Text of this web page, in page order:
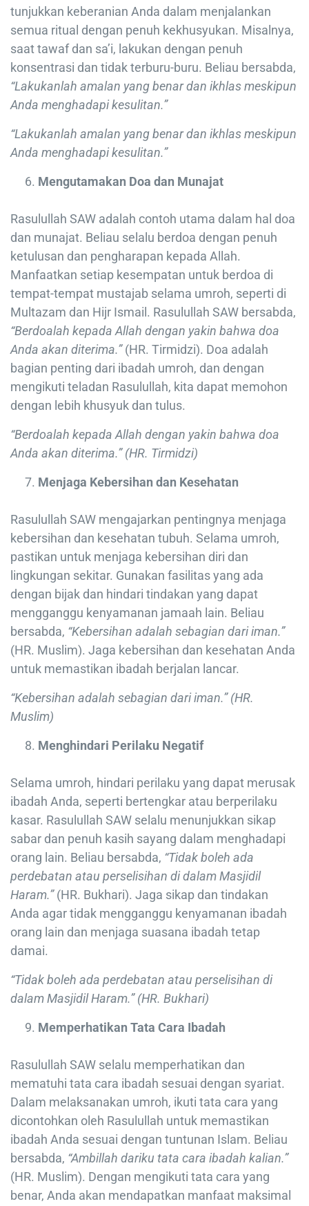
tunjukkan keberanian Anda dalam menjalankan
semua ritual dengan penuh kekhusyukan. Misalnya,
saat tawaf dan sa’i, lakukan dengan penuh
konsentrasi dan tidak terburu-buru. Beliau bersabda,
“Lakukanlah amalan yang benar dan ikhlas meskipun
Anda menghadapi kesulitan.”
“Lakukanlah amalan yang benar dan ikhlas meskipun
Anda menghadapi kesulitan.”
Mengutamakan Doa dan Munajat
Rasulullah SAW adalah contoh utama dalam hal doa
dan munajat. Beliau selalu berdoa dengan penuh
ketulusan dan pengharapan kepada Allah.
Manfaatkan setiap kesempatan untuk berdoa di
tempat-tempat mustajab selama umroh, seperti di
Multazam dan Hijr Ismail. Rasulullah SAW bersabda,
“Berdoalah kepada Allah dengan yakin bahwa doa
Anda akan diterima.”(HR. Tirmidzi). Doa adalah
bagian penting dari ibadah umroh, dan dengan
mengikuti teladan Rasulullah, kita dapat memohon
dengan lebih khusyuk dan tulus.
“Berdoalah kepada Allah dengan yakin bahwa doa
Anda akan diterima.” (HR. Tirmidzi)
Menjaga Kebersihan dan Kesehatan
Rasulullah SAW mengajarkan pentingnya menjaga
kebersihan dan kesehatan tubuh. Selama umroh,
pastikan untuk menjaga kebersihan diri dan
lingkungan sekitar. Gunakan fasilitas yang ada
dengan bijak dan hindari tindakan yang dapat
mengganggu kenyamanan jamaah lain. Beliau
bersabda, “Kebersihan adalah sebagian dari iman.”
(HR. Muslim). Jaga kebersihan dan kesehatan Anda
untuk memastikan ibadah berjalan lancar.
“Kebersihan adalah sebagian dari iman.” (HR.
Muslim)
Menghindari Perilaku Negatif
Selama umroh, hindari perilaku yang dapat merusak
ibadah Anda, seperti bertengkar atau berperilaku
kasar. Rasulullah SAW selalu menunjukkan sikap
sabar dan penuh kasih sayang dalam menghadapi
orang lain. Beliau bersabda, “Tidak boleh ada
perdebatan atau perselisihan di dalam Masjidil
Haram.”(HR. Bukhari). Jaga sikap dan tindakan
Anda agar tidak mengganggu kenyamanan ibadah
orang lain dan menjaga suasana ibadah tetap
damai.
“Tidak boleh ada perdebatan atau perselisihan di
dalam Masjidil Haram.” (HR. Bukhari)
Memperhatikan Tata Cara Ibadah
Rasulullah SAW selalu memperhatikan dan
mematuhi tata cara ibadah sesuai dengan syariat.
Dalam melaksanakan umroh, ikuti tata cara yang
dicontohkan oleh Rasulullah untuk memastikan
ibadah Anda sesuai dengan tuntunan Islam. Beliau
bersabda, “Ambillah dariku tata cara ibadah kalian.”
(HR. Muslim). Dengan mengikuti tata cara yang
benar, Anda akan mendapatkan manfaat maksimal